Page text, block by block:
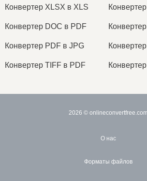
Конвертер XLSX в XLS
Конвертер DOC в PDF
Конвертер PDF в JPG
Конвертер TIFF в PDF
2026 © onlineconvertfree.com
О нас
Форматы файлов